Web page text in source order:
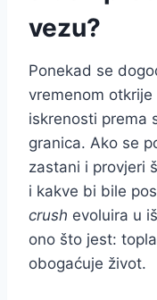
vezu?
Ponekad se
vremenom
iskrenosti prema
granica. Ako se
zastani i provjeri
i kakve bi bile
crush evoluira u
ono što jest:
obogaćuje život.